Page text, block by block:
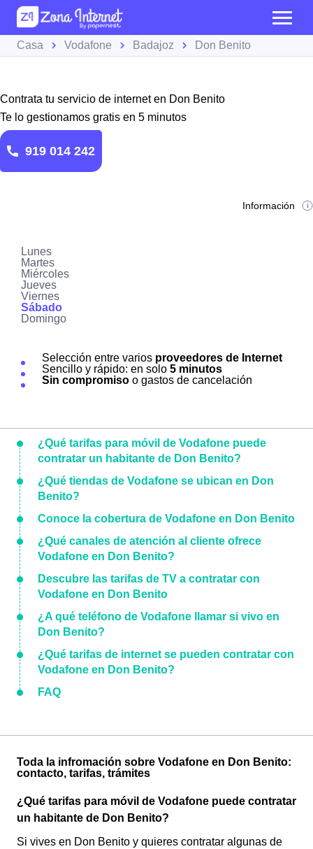
Casa Vodafone Badajoz Don Benito
Contrata tu servicio de internet en Don Benito
Te lo gestionamos gratis en 5 minutos
919 014 242
Información
Lunes
Martes
Miércoles
Jueves
Viernes
Sábado
Domingo
Selección entre varios proveedores de Internet
Sencillo y rápido: en solo 5 minutos
Sin compromiso o gastos de cancelación
¿Qué tarifas para móvil de Vodafone puede
contratar un habitante de Don Benito?
¿Qué tiendas de Vodafone se ubican en Don
Benito?
Conoce la cobertura de Vodafone en Don Benito
¿Qué canales de atención al cliente ofrece
Vodafone en Don Benito?
Descubre las tarifas de TV a contratar con
Vodafone en Don Benito
¿A qué teléfono de Vodafone llamar si vivo en
Don Benito?
¿Qué tarifas de internet se pueden contratar con
Vodafone en Don Benito?
FAQ
Toda la infromación sobre Vodafone en Don Benito:
contacto, tarifas, trámites
¿Qué tarifas para móvil de Vodafone puede contratar
un habitante de Don Benito?
Si vives en Don Benito y quieres contratar algunas de